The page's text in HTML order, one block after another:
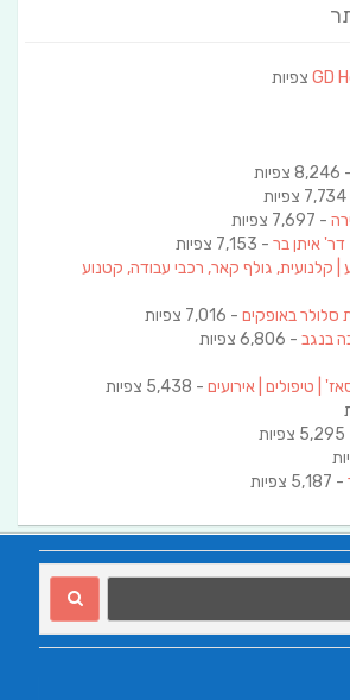
GD
- 8,246 צפיות
- 7,697 צפיות
איתן בר - 7,153 צפיות
קלנועית, גולף קאר, רכבי עבודה, קטנוע
סלולר באופקים - 7,016 צפיות
בנגב - 6,806 צפיות
| טיפולים | אירועים - 5,438 צפיות
- 5,187 צפיות